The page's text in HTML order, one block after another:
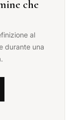
che
al
durante una